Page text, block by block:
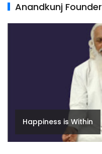
Anandkunj Founder
Happiness is Within